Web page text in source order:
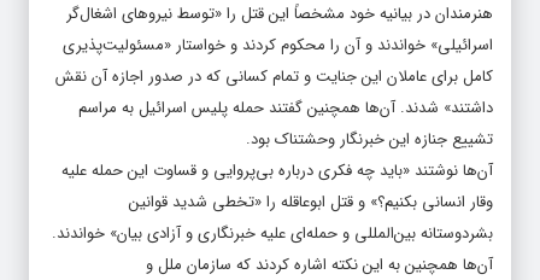
هنرمندان در بیانیه خود مشخصاً این قتل را «توسط نیروهای اشغال‌گر
اسرائیلی» خواندند و آن را محکوم کردند و خواستار «مسئولیت‌پذیری
کامل برای عاملان این جنایت و تمام کسانی که در صدور اجازه آن نقش
داشتند» شدند. آن‌ها همچنین گفتند حمله پلیس اسرائیل به مراسم
تشییع جنازه این خبرنگار وحشتناک بود.
آن‌ها نوشتند «باید چه فکری درباره بی‌پروایی و قساوت این حمله علیه
وقار انسانی بکنیم؟» و قتل ابوعاقله را «تخطی شدید قوانین
بشردوستانه بین‌المللی و حمله‌ای علیه خبرنگاری و آزادی بیان» خواندند.
آن‌ها همچنین به این نکته اشاره کردند که سازمان ملل و